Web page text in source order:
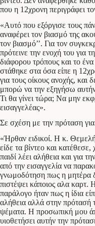
που η 12χρονη περιγράφει
«Αυτό που εξόργισε τους
αναφέρει τον βιασμό της
τον βιασμό’’. Για τον
πρότεινε την ενοχή του για
διάφορου τρόπους και το
στάθηκε στα όσα είπε η
για τους οίκους ανοχής, και
μπορώ να την εξηγήσω
Τι θα γίνει τώρα; Να μην
εισαγγελέας».
Σε σχέση με την πρόταση
«Ήρθαν ειδικοί. Η κ.
είδε τα βίντεο και
παιδί λέει αλήθεια και για
από την εισαγγελία να
γνωμοδότηση πως η μητέρα
πιστέψει κάποιος αλα
παράλογο ήταν πως η ίδια
αλήθεια αλλά στην πρότασή
ψέματα. Η προσωπική μου
υιοθετήσει αυτήν την